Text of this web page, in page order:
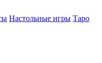
Настольные игры Таро